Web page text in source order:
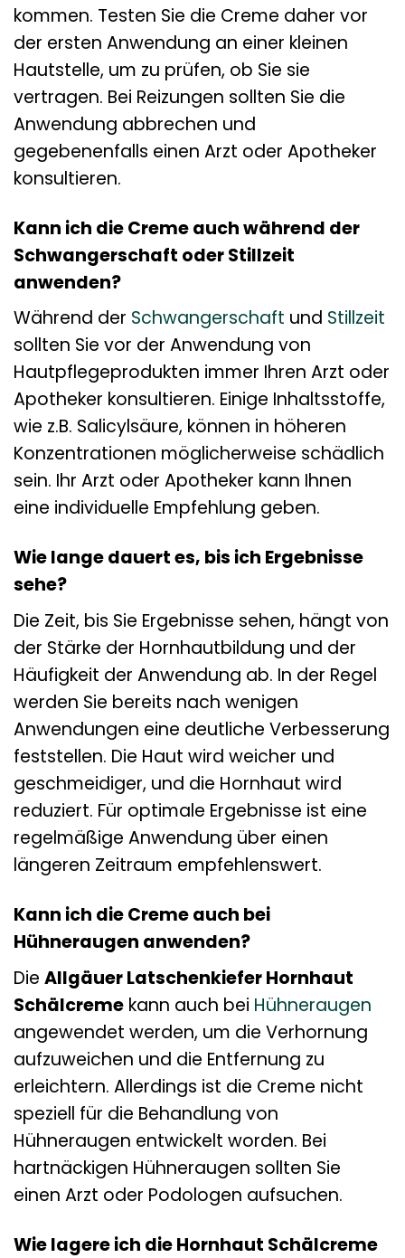
kommen. Testen Sie die Creme daher vor
der ersten Anwendung an einer kleinen
Hautstelle, um zu prüfen, ob Sie sie
vertragen. Bei Reizungen sollten Sie die
Anwendung abbrechen und
gegebenenfalls einen Arzt oder Apotheker
konsultieren.
Kann ich die Creme auch während der
Schwangerschaft oder Stillzeit
anwenden?
Während der Schwangerschaft und Stillzeit
sollten Sie vor der Anwendung von
Hautpflegeprodukten immer Ihren Arzt oder
Apotheker konsultieren. Einige Inhaltsstoffe,
wie z.B. Salicylsäure, können in höheren
Konzentrationen möglicherweise schädlich
sein. Ihr Arzt oder Apotheker kann Ihnen
eine individuelle Empfehlung geben.
Wie lange dauert es, bis ich Ergebnisse
sehe?
Die Zeit, bis Sie Ergebnisse sehen, hängt von
der Stärke der Hornhautbildung und der
Häufigkeit der Anwendung ab. In der Regel
werden Sie bereits nach wenigen
Anwendungen eine deutliche Verbesserung
feststellen. Die Haut wird weicher und
geschmeidiger, und die Hornhaut wird
reduziert. Für optimale Ergebnisse ist eine
regelmäßige Anwendung über einen
längeren Zeitraum empfehlenswert.
Kann ich die Creme auch bei
Hühneraugen anwenden?
Die Allgäuer Latschenkiefer Hornhaut
Schälcreme kann auch bei Hühneraugen
angewendet werden, um die Verhornung
aufzuweichen und die Entfernung zu
erleichtern. Allerdings ist die Creme nicht
speziell für die Behandlung von
Hühneraugen entwickelt worden. Bei
hartnäckigen Hühneraugen sollten Sie
einen Arzt oder Podologen aufsuchen.
Wie lagere ich die Hornhaut Schälcreme